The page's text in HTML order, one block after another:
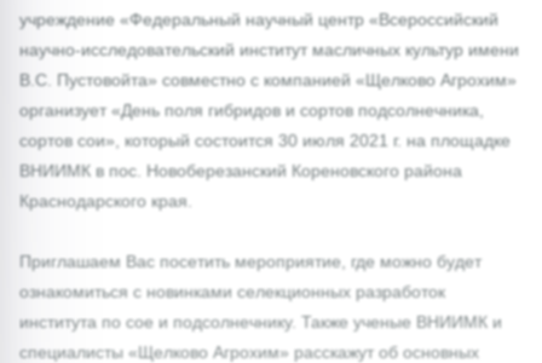
учреждение «Федеральный научный центр «Всероссийский
научно-исследовательский институт масличных культур имени
В.С. Пустовойта» совместно с компанией «Щелково Агрохим»
организует «День поля гибридов и сортов подсолнечника,
сортов сои», который состоится 30 июля 2021 г. на площадке
ВНИИМК в пос. Новоберезанский Кореновского района
Краснодарского края.
Приглашаем Вас посетить мероприятие, где можно будет
ознакомиться с новинками селекционных разработок
института по сое и подсолнечнику. Также ученые ВНИИМК и
специалисты «Щелково Агрохим» расскажут об основных